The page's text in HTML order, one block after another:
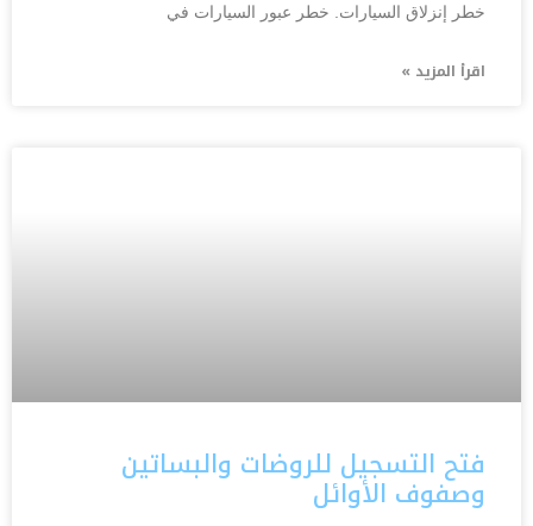
خطر إنزلاق السيارات. خطر عبور السيارات في
اقرأ المزيد »
فتح التسجيل للروضات والبساتين
وصفوف الأوائل